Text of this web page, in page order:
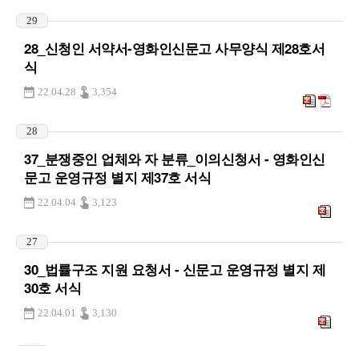
29
28_신청인 서약서-영화인신문고 사무양식 제28호서
식
22.04.28 3,354
28
37_분쟁중인 업체와 자 분류_이의신청서 - 영화인신
문고 운영규정 별지 제37호 서식
22.04.04 3,123
27
30_법률구조 지원 요청서 - 신문고 운영규정 별지 제
30호 서식
22.04.01 3,130